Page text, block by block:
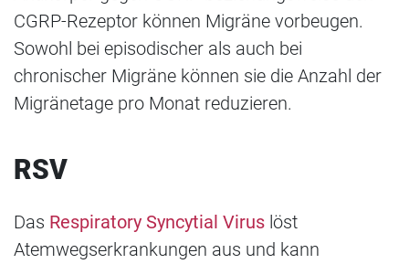
CGRP-Rezeptor können Migräne vorbeugen.
Sowohl bei episodischer als auch bei
chronischer Migräne können sie die Anzahl der
Migränetage pro Monat reduzieren.
RSV
Das Respiratory Syncytial Virus löst
Atemwegserkrankungen aus und kann